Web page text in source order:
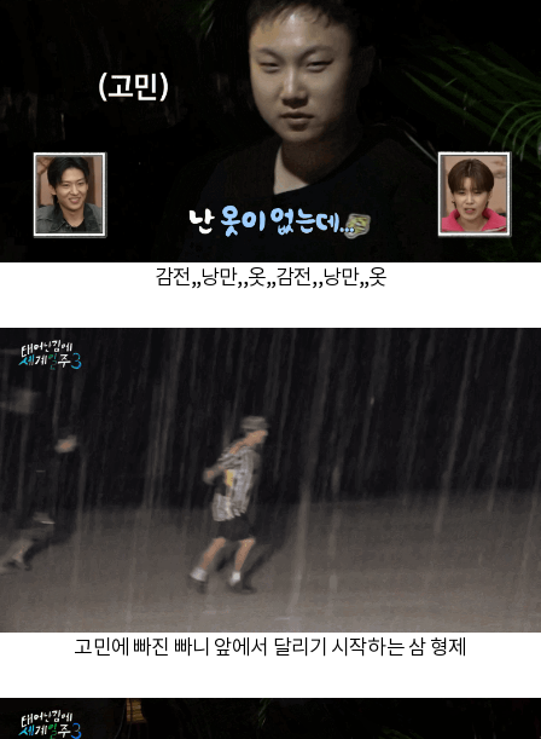
감전,,낭만,,옷,,감전,,낭만,,옷
고민에 빠진 빠니 앞에서 달리기 시작하는 삼 형제